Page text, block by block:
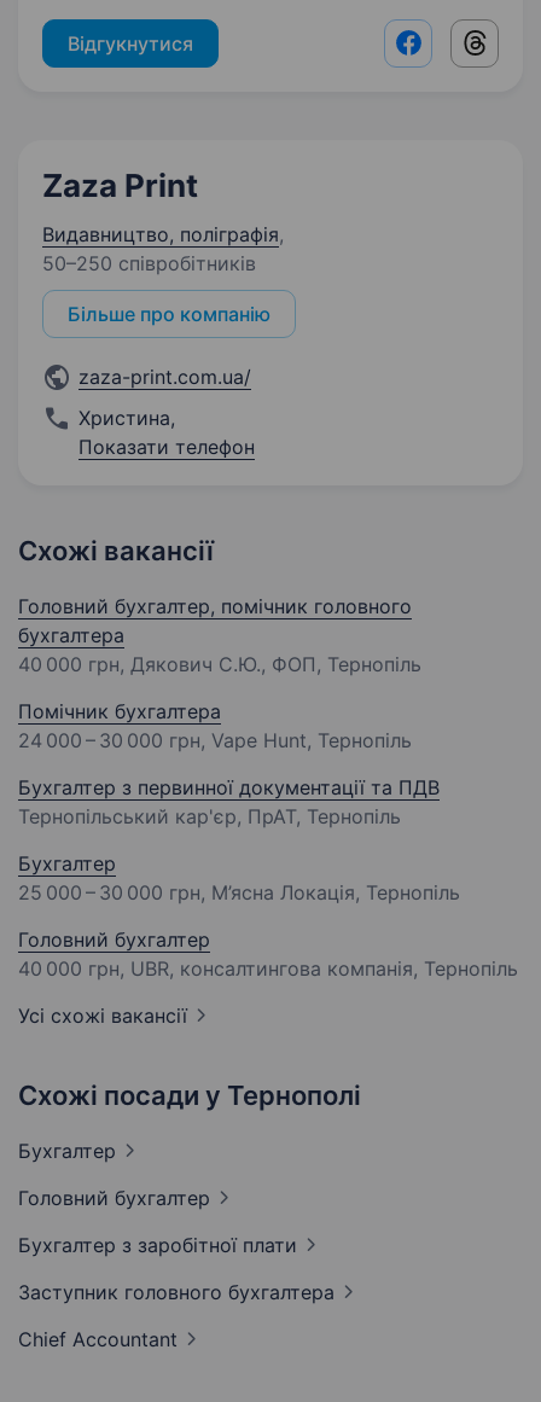
Відгукнутися Facebook
Zaza Print
Видавництво, поліграфія,
50–250 співробітників
Більше про компанію
zaza-print.com.ua/
Христина,
Показати телефон
Схожі вакансії
Головний бухгалтер, помічник головного
бухгалтера
40 000 грн, Дякович С.Ю., ФОП, Тернопіль
Помічник бухгалтера
24 000 – 30 000 грн, Vape Hunt, Тернопіль
Бухгалтер з первинної документації та ПДВ
Тернопільський кар'єр, ПрАТ, Тернопіль
Бухгалтер
25 000 – 30 000 грн, М’ясна Локація, Тернопіль
Головний бухгалтер
40 000 грн, UBR, консалтингова компанія, Тернопіль
Усі схожі вакансії
Схожі посади у Тернополі
Бухгалтер
Головний бухгалтер
Бухгалтер з заробітної плати
Заступник головного бухгалтера
Chief Accountant